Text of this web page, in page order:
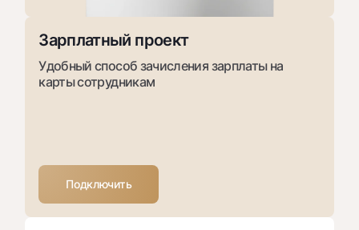
Зарплатный проект
Удобный способ зачисления зарплаты на
карты сотрудникам
Подключить